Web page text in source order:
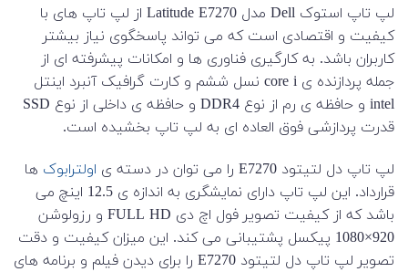
لپ تاپ استوک Dell مدل Latitude E7270 از لپ تاپ های با
کیفیت و اقتصادی است که می تواند پاسخگوی نیاز بیشتر
کاربران باشد. به کارگیری فناوری ها و امکانات پیشرفته ای از
جمله پردازنده ی core i نسل ششم و کارت گرافیک آنبرد اینتل
intel و حافظه ی رم از نوع DDR4 و حافظه ی داخلی از نوع SSD
قدرت پردازشی فوق العاده ای به لپ تاپ بخشیده است.
لپ تاپ دل لتیتود E7270 را می توان در دسته ی اولترابوک ها
قرارداد. این لپ تاپ دارای نمایشگری به اندازه ی 12.5 اینچ می
باشد که از کیفیت تصویر فول اچ دی FULL HD و رزولوشن
920×1080 پیکسل پشتیبانی می کند. این میزان کیفیت و دقت
تصویر لپ تاپ دل لتیتود E7270 را برای دیدن فیلم و برنامه های